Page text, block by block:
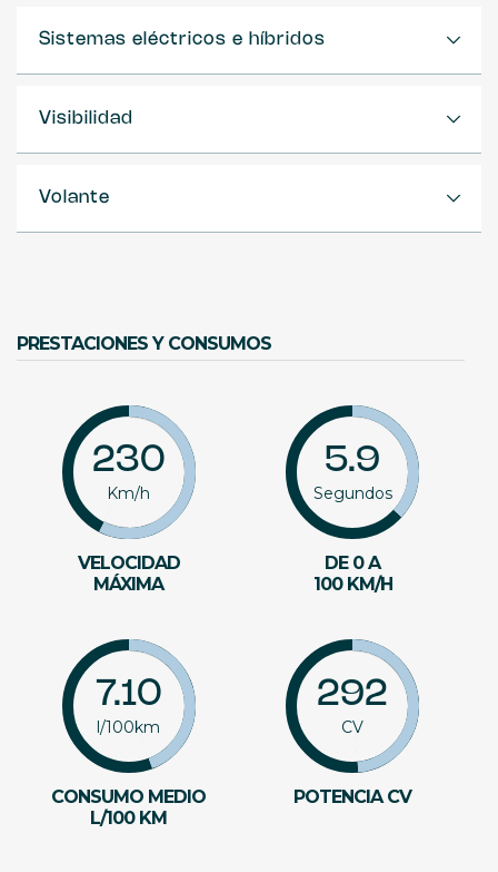
Sistemas eléctricos e híbridos
Visibilidad
Volante
PRESTACIONES Y CONSUMOS
230
Km/h
VELOCIDAD
MÁXIMA
5.9
Segundos
DE 0 A
100 KM/H
7.10
l/100km
CONSUMO MEDIO
L/100 KM
292
CV
POTENCIA CV